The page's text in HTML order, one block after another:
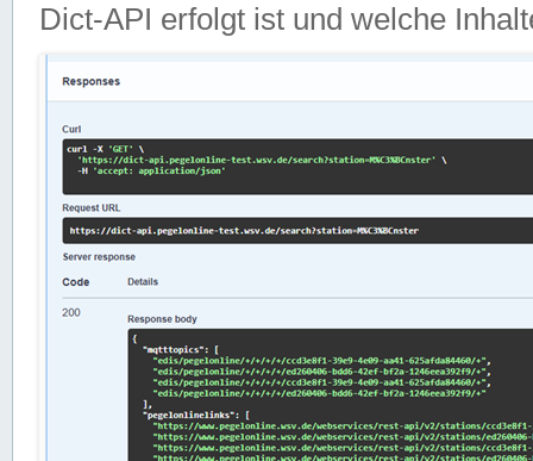
Dict-API erfolgt ist und welche